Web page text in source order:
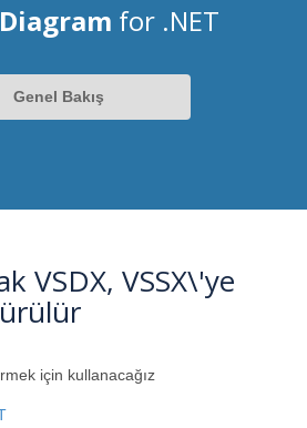
for .NET
Genel Bakış
VSDX, VSSX\'ye
için kullanacağız